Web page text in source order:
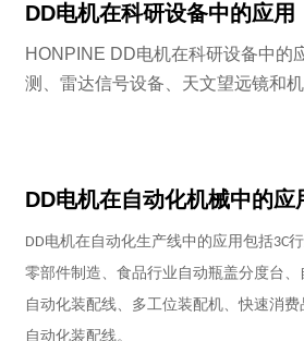
DD电机在科研设备中的应用
HONPINE DD电机在科研设备中的
测、雷达信号设备、天文望远镜和机
DD电机在自动化机械中的应
DD电机在自动化生产线中的应用包括3C
零部件制造、食品行业自动瓶盖分度台、
自动化装配线、多工位装配机、快速消
自动化装配线。